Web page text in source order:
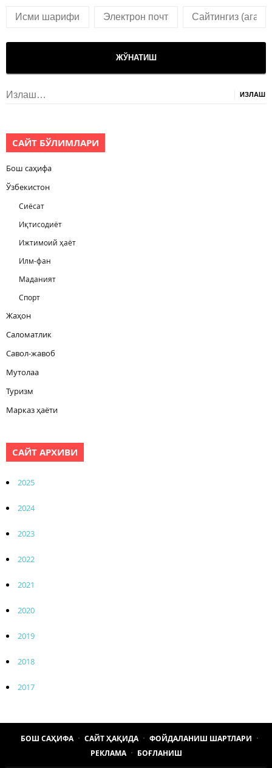
Излаш:
САЙТ БЎЛИМЛАРИ
Бош саҳифа
Ўзбекистон
Сиёсат
Иқтисодиёт
Ижтимоий ҳаёт
Илм-фан
Маданият
Спорт
Жаҳон
Саломатлик
Савол-жавоб
Мутолаа
Туризм
Марказ ҳаёти
САЙТ АРХИВИ
2025
2024
2023
2022
2021
2020
2019
2018
2017
БОШ САҲИФА САЙТ ҲАҚИДА
ФОЙДАЛАНИШ ШАРТЛАРИ
РЕКЛАМА
БОҒЛАНИШ